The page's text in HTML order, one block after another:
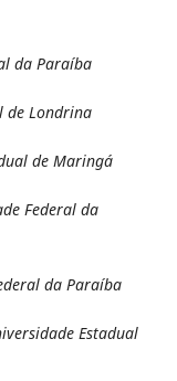
da Paraíba
de Londrina
de Maringá
Federal da
da Paraíba
Estadual